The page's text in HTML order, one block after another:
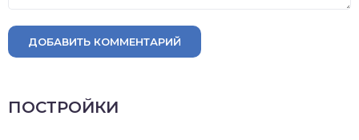
ДОБАВИТЬ КОММЕНТАРИЙ
ПОСТРОЙКИ